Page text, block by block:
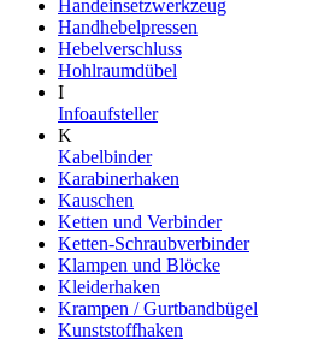
Handeinsetzwerkzeug
Handhebelpressen
Hebelverschluss
Hohlraumdübel
I
Infoaufsteller
K
Kabelbinder
Karabinerhaken
Kauschen
Ketten und Verbinder
Ketten-Schraubverbinder
Klampen und Blöcke
Kleiderhaken
Krampen / Gurtbandbügel
Kunststoffhaken